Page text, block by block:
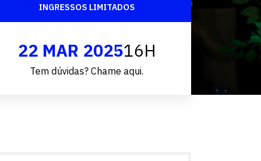
INGRESSOS LIMITADOS
22 MAR 202516H
Tem dúvidas? Chame aqui.